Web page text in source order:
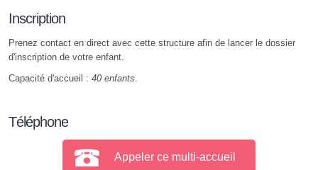
Inscription
Prenez contact en direct avec cette structure afin de lancer le dossier
d'inscription de votre enfant.
Capacité d'accueil : 40 enfants
Téléphone
Appeler ce multi-accueil